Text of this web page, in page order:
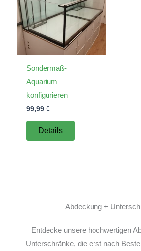
Sondermaß-
Aquarium
konfigurieren
99,99 €
Details
Abdeckung +
Entdecke unsere hochwertigen
Unterschränke, die erst nach